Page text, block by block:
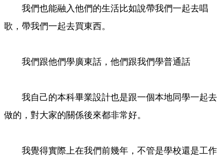
我們也能融入他們的生活比如說帶我們一起去唱
歌，帶我們一起去買東西。
我們跟他們學廣東話，他們跟我們學普通話
我自己的本科畢業設計也是跟一個本地同學一起去
做的，對大家的關係後來都非常好。
我覺得實際上在我們前幾年，不管是學校還是工作